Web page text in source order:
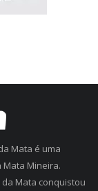
Mata é uma
Mineira.
da Mata conquistou